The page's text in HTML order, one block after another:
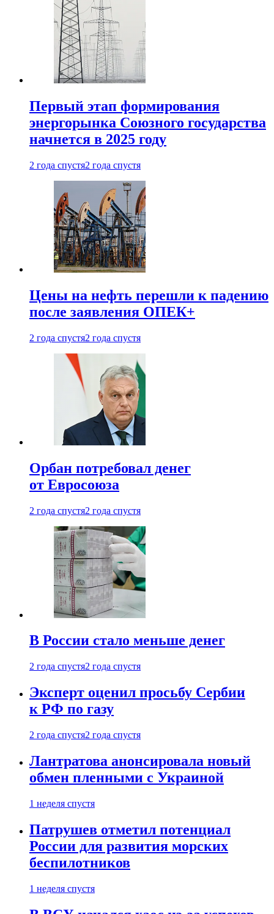
Первый этап формирования
энергорынка Союзного государства
начнется в 2025 году
2 года спустя2 года спустя
Цены на нефть перешли к падению
после заявления ОПЕК+
2 года спустя2 года спустя
Орбан потребовал денег
от Евросоюза
2 года спустя2 года спустя
В России стало меньше денег
2 года спустя2 года спустя
Эксперт оценил просьбу Сербии
к РФ по газу
2 года спустя2 года спустя
Лантратова анонсировала новый
обмен пленными с Украиной
1 неделя спустя
Патрушев отметил потенциал
России для развития морских
беспилотников
1 неделя спустя